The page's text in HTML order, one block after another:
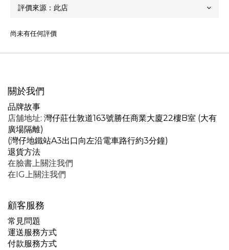
尚未有任何評價
關於我們
品牌故事
店舖地址: 灣仔莊仕敦道163號勝任商業大廈22樓B室 (大有
廣場隔離)
(灣仔地鐵站A3出口向左沿電車路行約3分鐘)
退貨方法
在臉書上關注我們
在IG上關注我們
顧客服務
常見問題
運送服務方式
付款服務方式